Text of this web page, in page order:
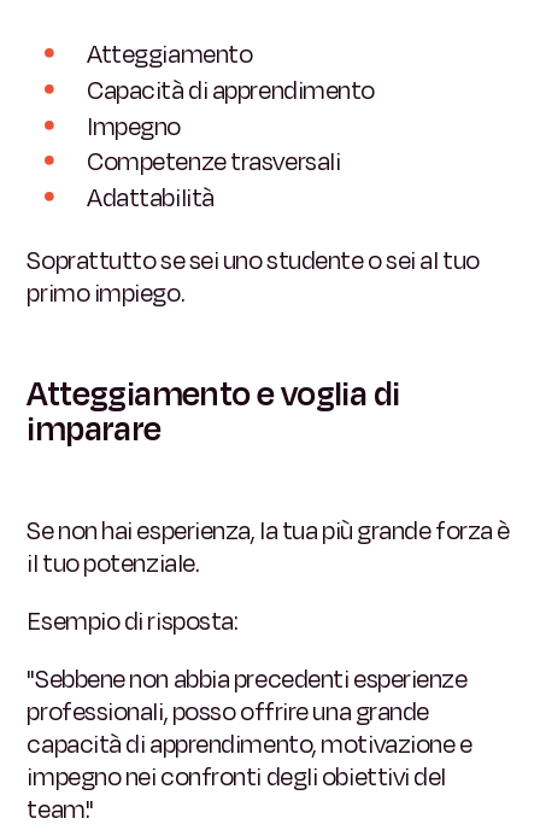
Atteggiamento
Capacità di apprendimento
Impegno
Competenze trasversali
Adattabilità
Soprattutto se sei uno studente o sei al tuo
primo impiego.
Atteggiamento e voglia di
imparare
Se non hai esperienza, la tua più grande forza è
il tuo potenziale.
Esempio di risposta:
"Sebbene non abbia precedenti esperienze
professionali, posso offrire una grande
capacità di apprendimento, motivazione e
impegno nei confronti degli obiettivi del
team."